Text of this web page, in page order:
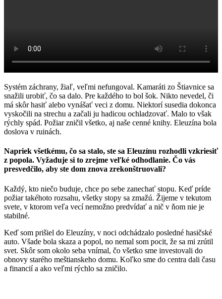
Systém záchrany, žiaľ, veľmi nefungoval. Kamaráti zo Štiavnice sa
snažili urobiť, čo sa dalo. Pre každého to bol šok. Nikto nevedel, či
má skôr hasiť alebo vynášať veci z domu. Niektorí susedia dokonca
vyskočili na strechu a začali ju hadicou ochladzovať. Malo to však
rýchly spád. Požiar zničil všetko, aj naše cenné knihy. Eleuzína bola
doslova v ruinách.
Napriek všetkému, čo sa stalo, ste sa Eleuzínu rozhodli vzkriesiť
z popola. Vyžaduje si to zrejme veľké odhodlanie. Čo vás
presvedčilo, aby ste dom znova zrekonštruovali?
Každý, kto niečo buduje, chce po sebe zanechať stopu. Keď príde
požiar takéhoto rozsahu, všetky stopy sa zmažú. Žijeme v tekutom
svete, v ktorom veľa vecí nemožno predvídať a nič v ňom nie je
stabilné.
Keď som prišiel do Eleuzíny, v noci odchádzalo posledné hasičské
auto. Všade bola skaza a popol, no nemal som pocit, že sa mi zrútil
svet. Skôr som okolo seba vnímal, čo všetko sme investovali do
obnovy starého meštianskeho domu. Koľko sme do centra dali času
a financií a ako veľmi rýchlo sa zničilo.